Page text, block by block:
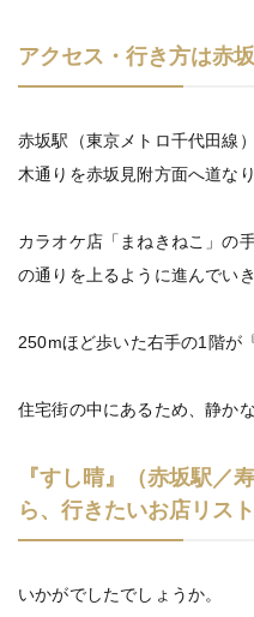
アクセス・行き方は赤
赤坂駅（東京メトロ千代田線
木通りを赤坂見附方面へ道な
カラオケ店「まねきねこ」の
の通りを上るように進んでいき
250mほど歩いた右手の1階が
住宅街の中にあるため、静か
『すし晴』（赤坂駅／
ら、行きたいお店リス
いかがでしたでしょうか。